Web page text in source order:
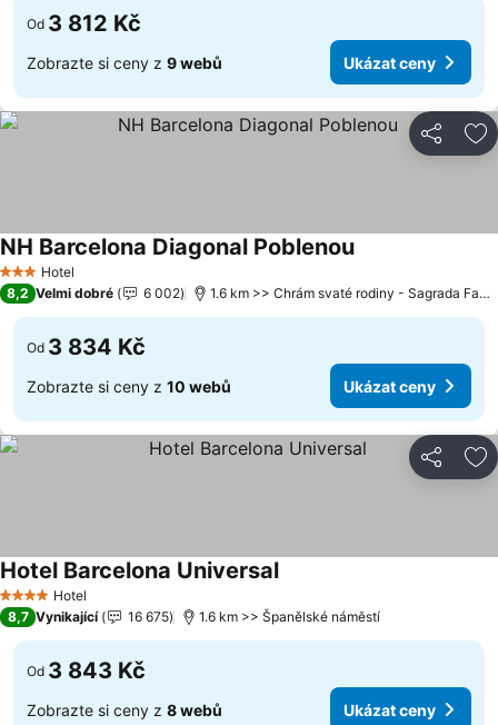
Od 3 812 Kč
Zobrazte si ceny z 9 webů Ukázat ceny
Sdílet
3 Počet hvězdiček
Hotel
NH Barcelona Diagonal Poblenou
8,2 Velmi dobré 6 002 1.6 km >> Chrám svaté rodiny - Sagrada Familia
Od 3 834 Kč
Zobrazte si ceny z 10 webů Ukázat ceny
Sdílet
4 Počet hvězdiček
Hotel
Hotel Barcelona Universal
8,7 Vynikající 16 675 1.6 km >> Španělské náměstí
Od 3 843 Kč
Zobrazte si ceny z 8 webů Ukázat ceny